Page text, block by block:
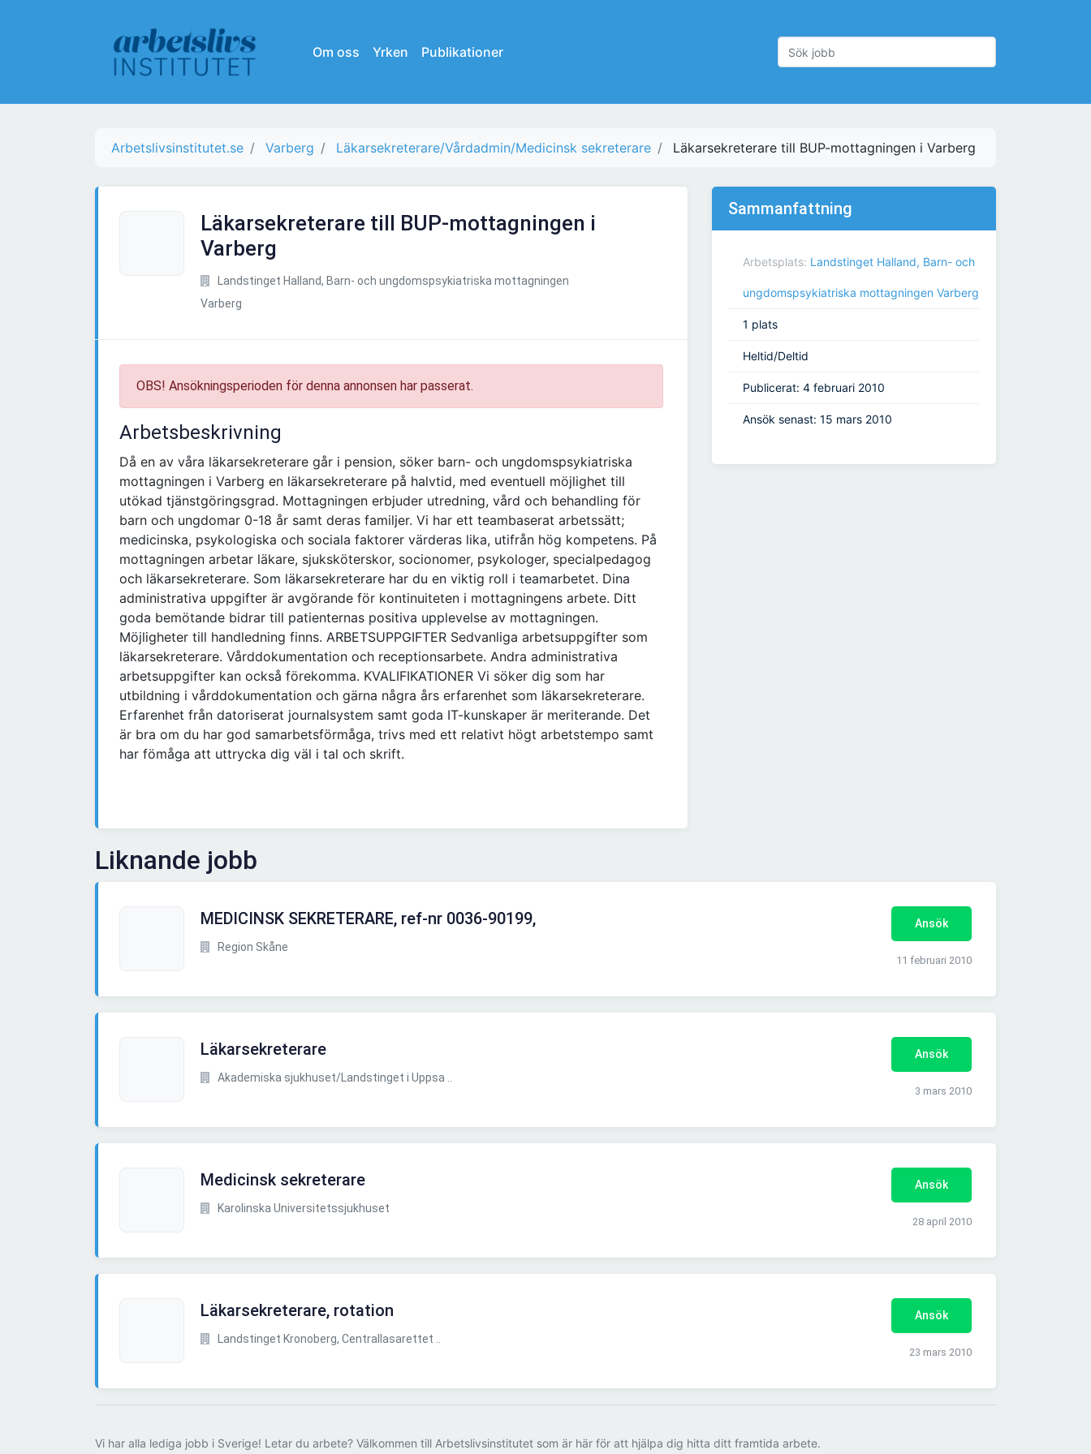
Om oss Yrken Publikationer
Arbetslivsinstitutet.se Varberg Läkarsekreterare/Vårdadmin/Medicinsk sekreterare Läkarsekreterare till BUP-mottagningen i Varberg
Läkarsekreterare till BUP-mottagningen i
Varberg
Landstinget Halland, Barn- och ungdomspsykiatriska mottagningen
Varberg
OBS! Ansökningsperioden för denna annonsen har passerat.
Arbetsbeskrivning
Då en av våra läkarsekreterare går i pension, söker barn- och ungdomspsykiatriska
mottagningen i Varberg en läkarsekreterare på halvtid, med eventuell möjlighet till
utökad tjänstgöringsgrad. Mottagningen erbjuder utredning, vård och behandling för
barn och ungdomar 0-18 år samt deras familjer. Vi har ett teambaserat arbetssätt;
medicinska, psykologiska och sociala faktorer värderas lika, utifrån hög kompetens. På
mottagningen arbetar läkare, sjuksköterskor, socionomer, psykologer, specialpedagog
och läkarsekreterare. Som läkarsekreterare har du en viktig roll i teamarbetet. Dina
administrativa uppgifter är avgörande för kontinuiteten i mottagningens arbete. Ditt
goda bemötande bidrar till patienternas positiva upplevelse av mottagningen.
Möjligheter till handledning finns. ARBETSUPPGIFTER Sedvanliga arbetsuppgifter som
läkarsekreterare. Vårddokumentation och receptionsarbete. Andra administrativa
arbetsuppgifter kan också förekomma. KVALIFIKATIONER Vi söker dig som har
utbildning i vårddokumentation och gärna några års erfarenhet som läkarsekreterare.
Erfarenhet från datoriserat journalsystem samt goda IT-kunskaper är meriterande. Det
är bra om du har god samarbetsförmåga, trivs med ett relativt högt arbetstempo samt
har fömåga att uttrycka dig väl i tal och skrift.
Sammanfattning
Arbetsplats: Landstinget Halland, Barn- och
ungdomspsykiatriska mottagningen Varberg
1 plats
Heltid/Deltid
Publicerat: 4 februari 2010
Ansök senast: 15 mars 2010
Liknande jobb
MEDICINSK SEKRETERARE, ref-nr 0036-90199,
Region Skåne
Ansök
11 februari 2010
Läkarsekreterare
Akademiska sjukhuset/Landstinget i Uppsa ..
Ansök
3 mars 2010
Medicinsk sekreterare
Karolinska Universitetssjukhuset
Ansök
28 april 2010
Läkarsekreterare, rotation
Landstinget Kronoberg, Centrallasarettet ..
Ansök
23 mars 2010
Vi har alla lediga jobb i Sverige! Letar du arbete? Välkommen till Arbetslivsinstitutet som är här för att hjälpa dig hitta ditt framtida arbete.